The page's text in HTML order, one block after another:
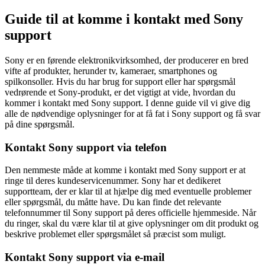
Guide til at komme i kontakt med Sony
support
Sony er en førende elektronikvirksomhed, der producerer en bred
vifte af produkter, herunder tv, kameraer, smartphones og
spilkonsoller. Hvis du har brug for support eller har spørgsmål
vedrørende et Sony-produkt, er det vigtigt at vide, hvordan du
kommer i kontakt med Sony support. I denne guide vil vi give dig
alle de nødvendige oplysninger for at få fat i Sony support og få svar
på dine spørgsmål.
Kontakt Sony support via telefon
Den nemmeste måde at komme i kontakt med Sony support er at
ringe til deres kundeservicenummer. Sony har et dedikeret
supportteam, der er klar til at hjælpe dig med eventuelle problemer
eller spørgsmål, du måtte have. Du kan finde det relevante
telefonnummer til Sony support på deres officielle hjemmeside. Når
du ringer, skal du være klar til at give oplysninger om dit produkt og
beskrive problemet eller spørgsmålet så præcist som muligt.
Kontakt Sony support via e-mail